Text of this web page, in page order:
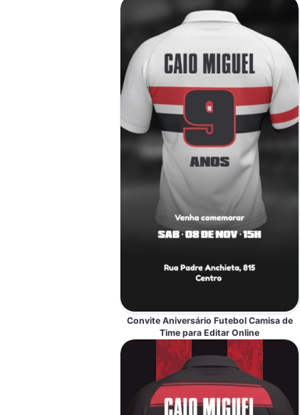
Convite Aniversário Futebol Camisa de
Time para Editar Online